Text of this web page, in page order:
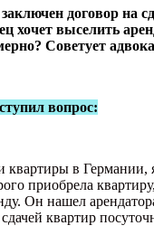
договор на
хочет выселить
Советует
вопрос:
квартиры в Германии,
приобрела
Он нашел
квартир